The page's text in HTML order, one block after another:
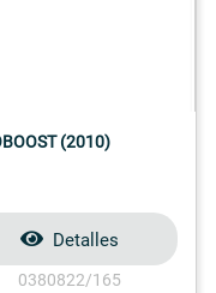
(2010)
Detalles
0380822/165